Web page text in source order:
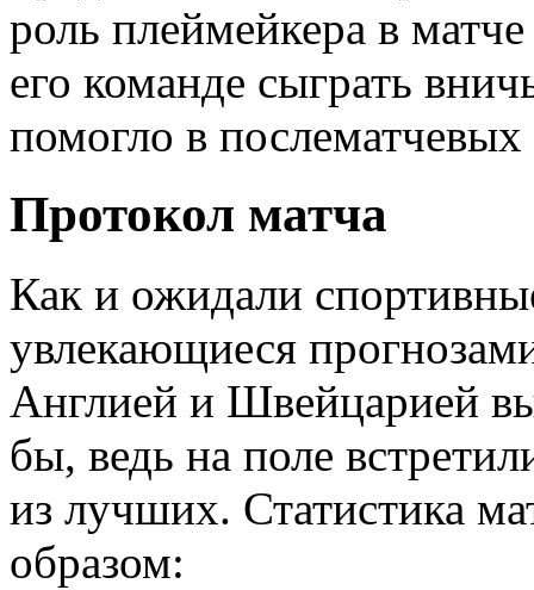
роль плеймейкера в
его команде сыграть
помогло в послематчевых
Протокол матча
Как и ожидали
увлекающиеся
Англией и Швейцарией
бы, ведь на поле
из лучших. Статистика
образом: